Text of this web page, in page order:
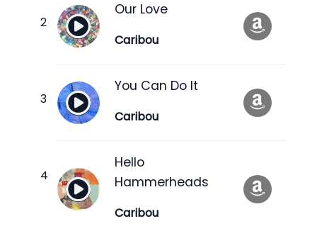
Our Love
Caribou
You Can Do It
Caribou
Hello
Hammerheads
Caribou